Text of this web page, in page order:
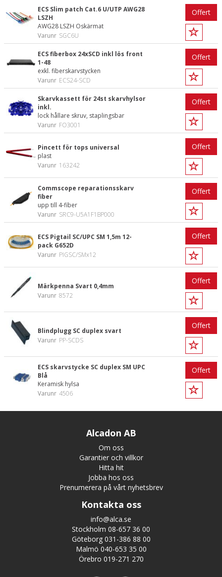
ECS Slim patch Cat.6 U/UTP AWG28
LSZH
AWG28 LSZH Oskärmat
Varunr SGC6U
Offert
ECS fiberbox 24xSCD inkl lös front
1-48
exkl. fiberskarvstycken
Varunr ECS24-SCD
Offert
Skarvkassett för 24st skarvhylsor
inkl.
lock hållare skruv, staplingsbar
Varunr FO3001
Offert
Pincett för tops universal
plast
Varunr 163242
Offert
Commscope reparationsskarv
fiber
upp till 4-fiber
Varunr SRC9-U5A1F1BP000
Offert
ECS Pigtail SC/UPC SM 1,5m 12-
pack G652D
Varunr PIGSC/SMx12
Offert
Märkpenna Svart 0,4mm
Varunr 8572
Offert
Blindplugg SC duplex svart
Varunr PP-SCDS
Offert
ECS skarvstycke SC duplex SM UPC
Blå
Keramisk hylsa
Varunr 4506
Offert
Alcadon AB
Om oss
Garantier och villkor
Hitta hit
Jobba hos oss
Prenumerera på vårt nyhetsbrev
Kontakta oss
info@alca.se
Stockholm 08-657 36 00
Göteborg 031-386 88 00
Malmö 040-653 35 00
Örebro 019-271 270